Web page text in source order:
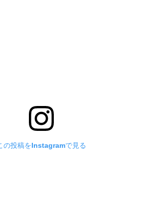
の投稿をInstagramで見る